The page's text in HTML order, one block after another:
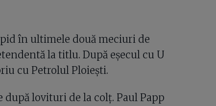
în ultimele două meciuri de
la titlu. După eșecul cu U
cu Petrolul Ploiești.
după lovituri de la colț. Paul Papp